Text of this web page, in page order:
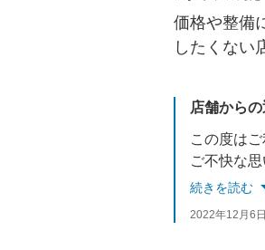
価格や整備
したくない
店舗から
この度は
ご不快な
スタッフに
続きを読む
2022年12月6